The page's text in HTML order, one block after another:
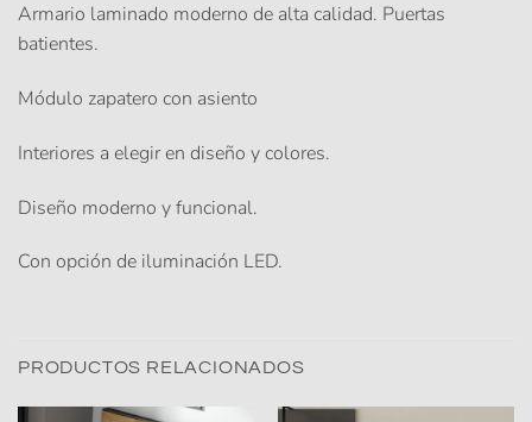
Armario laminado moderno de alta calidad. Puertas
batientes.
Módulo zapatero con asiento
Interiores a elegir en diseño y colores.
Diseño moderno y funcional.
Con opción de iluminación LED.
PRODUCTOS RELACIONADOS